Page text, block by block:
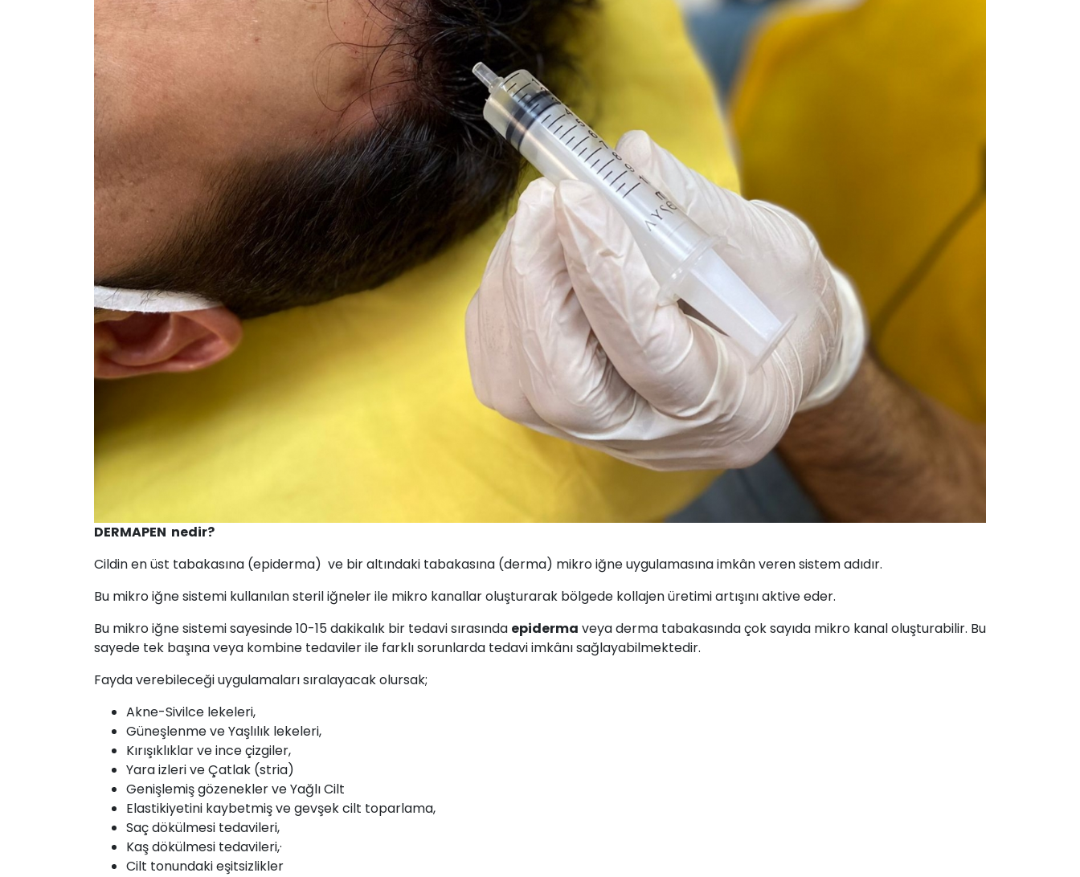
DERMAPEN nedir?
Cildin en üst tabakasına (epiderma) ve bir altındaki tabakasına (derma) mikro iğne uygulamasına imkân veren sistem adıdır.
Bu mikro iğne sistemi kullanılan steril iğneler ile mikro kanallar oluşturarak bölgede kollajen üretimi artışını aktive eder.
Bu mikro iğne sistemi sayesinde 10-15 dakikalık bir tedavi sırasında epiderma veya derma tabakasında çok sayıda mikro kanal oluşturabilir. Bu
sayede tek başına veya kombine tedaviler ile farklı sorunlarda tedavi imkânı sağlayabilmektedir.
Fayda verebileceği uygulamaları sıralayacak olursak;
Akne-Sivilce lekeleri,
Güneşlenme ve Yaşlılık lekeleri,
Kırışıklıklar ve ince çizgiler,
Yara izleri ve Çatlak (stria)
Genişlemiş gözenekler ve Yağlı Cilt
Elastikiyetini kaybetmiş ve gevşek cilt toparlama,
Saç dökülmesi tedavileri,
Kaş dökülmesi tedavileri,·
Cilt tonundaki eşitsizlikler